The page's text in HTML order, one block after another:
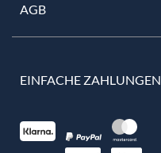
AGB
EINFACHE ZAHLUNGEN